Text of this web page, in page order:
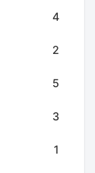
4
2
5
3
1